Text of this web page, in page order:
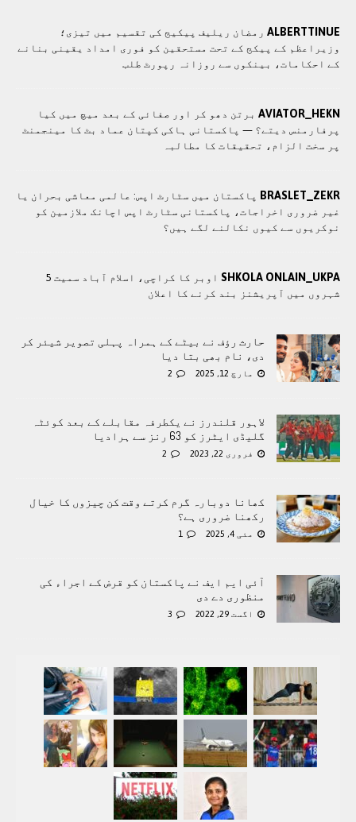
ALBERTTINUE رمضان ریلیف پیکیج کی تقسیم میں تیزی؛
وزیراعظم کے پیکج کے تحت مستحقین کو فوری امداد یقینی بنانے
کے احکامات، بینکوں سے روزانہ رپورٹ طلب
AVIATOR_HEKN برتن دھو کر اور صفائی کے بعد میچ میں کیا
پرفارمنس دیتے؟ — پاکستانی ہاکی کپتان عماد بٹ کا مینجمنٹ
پر سخت الزام، تحقیقات کا مطالبہ
BRASLET_ZEKR پاکستان میں سٹارٹ اپس: عالمی معاشی بحران یا
غیر ضروری اخراجات، پاکستانی سٹارٹ اپس اچانک ملازمین کو
نوکریوں سے کیوں نکالنے لگے ہیں؟
SHKOLA ONLAIN_UKPA
اوبر کا کراچی، اسلام آباد سمیت 5
شہروں میں آپریشنز بند کرنے کا اعلان
حارث رؤف نے بیٹے کے ہمراہ پہلی تصویر شیئر کر
دی، نام بھی بتا دیا
مارچ 12, 2025 2
لاہور قلندرز نے یکطرفہ مقابلے کے بعد کوئٹہ
گلیڈی ایٹرز کو 63 رنز سے ہرادیا
فروری 22, 2023 2
کھانا دوبارہ گرم کرتے وقت کن چیزوں کا خیال
رکھنا ضروری ہے؟
مئی 4, 2025 1
آئی ایم ایف نے پاکستان کو قرض کے اجراء کی
منظوری دے دی
اگست 29, 2022 3